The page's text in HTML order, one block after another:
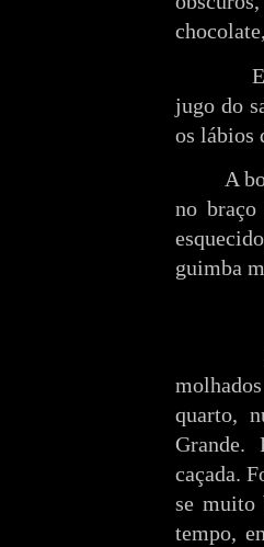
jugo do
os lábios
A
no
guimba
quarto,
Grande.
caçada.
se muito
tempo,